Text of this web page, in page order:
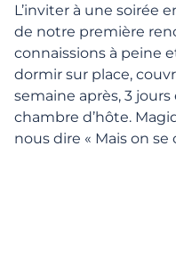
L’inviter à une soirée
de notre première
connaissions à peine
dormir sur place,
semaine après, 3
chambre d’hôte.
nous dire « Mais on se